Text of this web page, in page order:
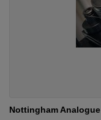
Nottingham Analogue